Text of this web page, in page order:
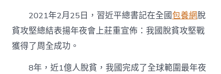
2021年2月25日，習近平總書記在全國包養網脫
貧攻堅總結表揚年夜會上莊重宣佈：我國脫貧攻堅戰
獲得了周全成功。
8年，近1億人脫貧，我國完成了全球範圍最年夜